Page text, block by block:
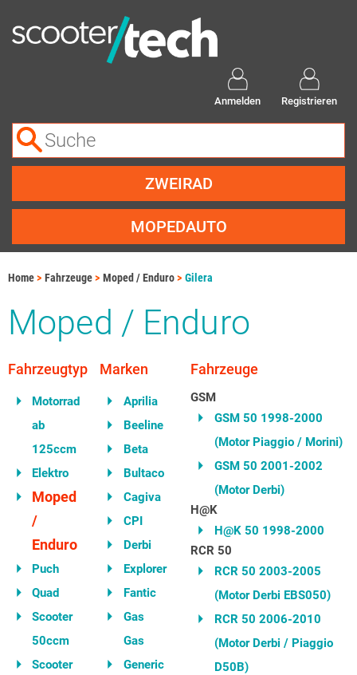
Anmelden Registrieren
ZWEIRAD
MOPEDAUTO
Home Fahrzeuge Moped / Enduro Gilera
Moped / Enduro
Fahrzeugtyp
Motorrad
ab
125ccm
Elektro
Moped
/
Enduro
Puch
Quad
Scooter
50ccm
Scooter
Marken
Aprilia
Beeline
Beta
Bultaco
Cagiva
CPI
Derbi
Explorer
Fantic
Gas
Gas
Generic
Fahrzeuge
GSM
GSM 50 1998-2000
(Motor Piaggio / Morini)
GSM 50 2001-2002
(Motor Derbi)
H@K
H@K 50 1998-2000
RCR 50
RCR 50 2003-2005
(Motor Derbi EBS050)
RCR 50 2006-2010
(Motor Derbi / Piaggio
D50B)